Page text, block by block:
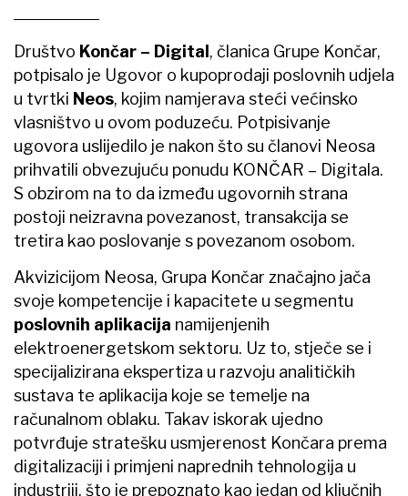
Društvo Končar – Digital , članica Grupe Končar,
potpisalo je Ugovor o kupoprodaji poslovnih udjela
u tvrtki Neos, kojim namjerava steći većinsko
vlasništvo u ovom poduzeću. Potpisivanje
ugovora uslijedilo je nakon što su članovi Neosa
prihvatili obvezujuću ponudu KONČAR – Digitala.
S obzirom na to da između ugovornih strana
postoji neizravna povezanost, transakcija se
tretira kao poslovanje s povezanom osobom.
Akvizicijom Neosa, Grupa Končar značajno jača
svoje kompetencije i kapacitete u segmentu
poslovnih aplikacija namijenjenih
elektroenergetskom sektoru. Uz to, stječe se i
specijalizirana ekspertiza u razvoju analitičkih
sustava te aplikacija koje se temelje na
računalnom oblaku. Takav iskorak ujedno
potvrđuje stratešku usmjerenost Končara prema
digitalizaciji i primjeni naprednih tehnologija u
industriji, što je prepoznato kao jedan od ključnih